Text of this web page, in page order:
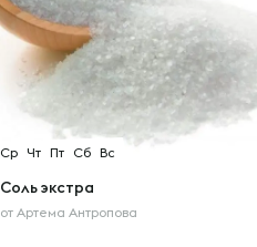
Ср Чт Пт Сб Вс
Соль экстра
от Артема Антропова